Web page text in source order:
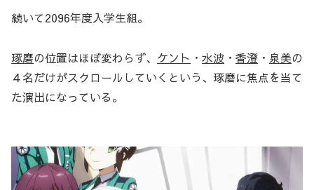
続いて2096年度入学生組。
琢磨の位置はほぼ変わらず、 ケント ・ 水波 ・ 香澄 ・ 泉美の
４名だけがスクロールしていくという、琢磨に焦点を当て
た演出になっている。